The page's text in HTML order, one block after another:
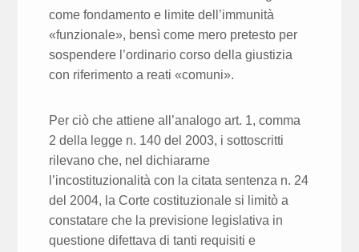
come fondamento e limite dell’immunità
«funzionale», bensì come mero pretesto per
sospendere l’ordinario corso della giustizia
con riferimento a reati «comuni».
Per ciò che attiene all’analogo art. 1, comma
2 della legge n. 140 del 2003, i sottoscritti
rilevano che, nel dichiararne
l’incostituzionalità con la citata sentenza n. 24
del 2004, la Corte costituzionale si limitò a
constatare che la previsione legislativa in
questione difettava di tanti requisiti e